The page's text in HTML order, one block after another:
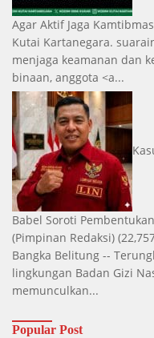
Agar Aktif Jaga Kamtibmas
Kutai Kartanegara.
menjaga keamanan dan
binaan, anggota <a...
Babel Soroti
(Pimpinan Redaksi)
Bangka Belitung --
lingkungan Badan Gizi
memunculkan...
Popular Post